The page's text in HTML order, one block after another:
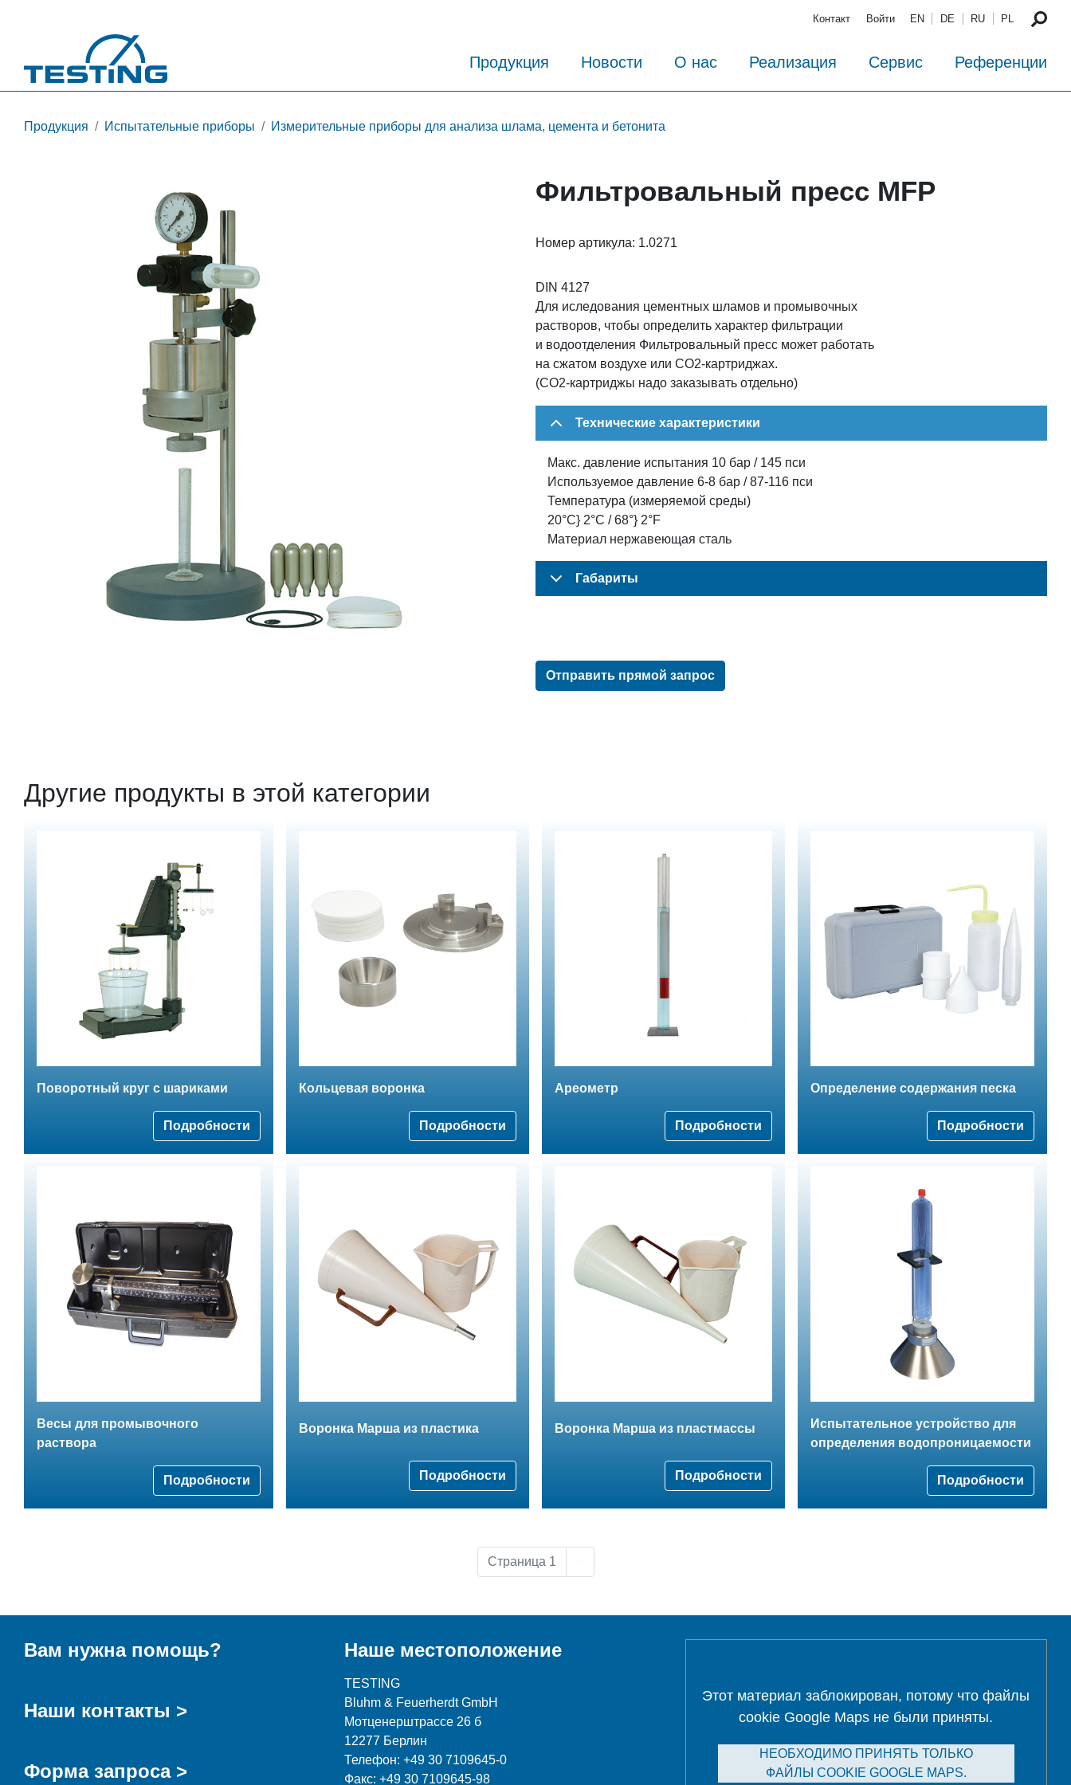
Контакт Войти EN DE RU PL
Продукция Новости О нас Реализация Сервис Референции
Продукция Испытательные приборы Измерительные приборы для анализа шлама, цемента и бетонита
Фильтровальный пресс MFP
Номер артикула: 1.0271
DIN 4127
Для иследования цементных шламов и промывочных
растворов, чтобы определить характер фильтрации
и водоотделения Фильтровальный пресс может работать
на сжатом воздухе или CO2-картриджах.
(CO2-картриджы надо заказывать отдельно)
Технические характеристики
Макс. давление испытания 10 бар / 145 пси
Используемое давление 6-8 бар / 87-116 пси
Температура (измеряемой среды)
20°C} 2°C / 68°} 2°F
Материал нержавеющая сталь
Габариты
Отправить прямой запрос
Другие продукты в этой категории
Поворотный круг с шариками
Подробности
Кольцевая воронка
Подробности
Ареометр
Подробности
Определение содержания песка
Подробности
Весы для промывочного
раствора
Подробности
Воронка Марша из пластика
Подробности
Воронка Mарша из пластмассы
Подробности
Испытательное устройство для
определения водопроницаемости
Подробности
Страница 1
Вам нужна помощь?
Наши контакты >
Форма запроса >
Наше местоположение
TESTING
Bluhm & Feuerherdt GmbH
Мотценерштрассе 26 б
12277 Берлин
Телефон: +49 30 7109645-0
Факс: +49 30 7109645-98
Этот материал заблокирован, потому что файлы
cookie Google Maps не были приняты.
НЕОБХОДИМО ПРИНЯТЬ ТОЛЬКО
ФАЙЛЫ COOKIE GOOGLE MAPS.